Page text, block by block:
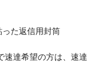
った返信用封筒
速達希望の方は、速達